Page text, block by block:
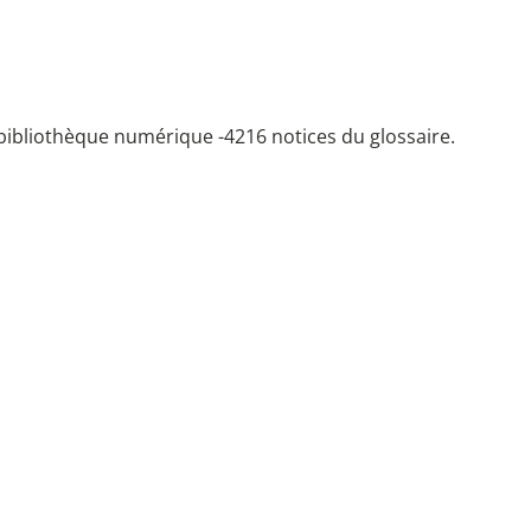
numérique -4216 notices du glossaire.